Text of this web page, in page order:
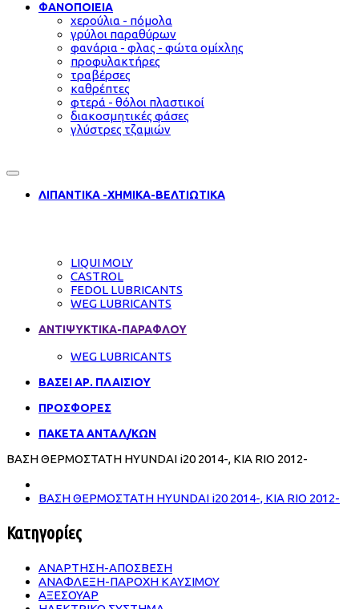
ΦΑΝΟΠΟΙΕΙΑ
χερούλια - πόμολα
γρύλοι παραθύρων
φανάρια - φλας - φώτα ομίχλης
προφυλακτήρες
τραβέρσες
καθρέπτες
φτερά - θόλοι πλαστικοί
διακοσμητικές φάσες
γλύστρες τζαμιών
ΛΙΠΑΝΤΙΚΑ -ΧΗΜΙΚΑ-ΒΕΛΤΙΩΤΙΚΑ
LIQUI MOLY
CASTROL
FEDOL LUBRICANTS
WEG LUBRICANTS
ΑΝΤΙΨΥΚΤΙΚΑ-ΠΑΡΑΦΛΟΥ
WEG LUBRICANTS
ΒΑΣΕΙ ΑΡ. ΠΛΑΙΣΙΟΥ
ΠΡΟΣΦΟΡΕΣ
ΠΑΚΕΤΑ ΑΝΤΑΛ/ΚΩΝ
ΒΑΣΗ ΘΕΡΜΟΣΤΑΤΗ HYUNDAI i20 2014-, KIA RIO 2012-
ΒΑΣΗ ΘΕΡΜΟΣΤΑΤΗ HYUNDAI i20 2014-, KIA RIO 2012-
Κατηγορίες
ΑΝΑΡΤΗΣΗ-ΑΠΟΣΒΕΣΗ
ΑΝΑΦΛΕΞΗ-ΠΑΡΟΧΗ ΚΑΥΣΙΜΟΥ
ΑΞΕΣΟΥΑΡ